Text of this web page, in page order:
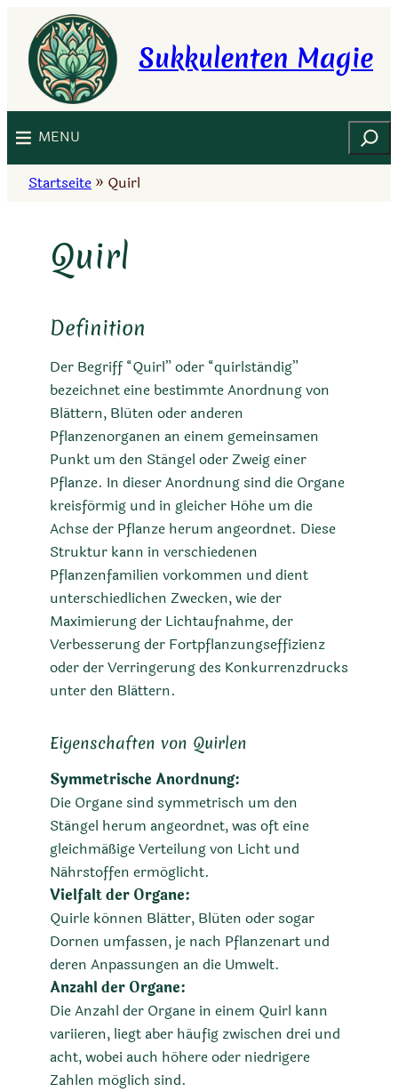
Inhalt
springen
Sukkulenten Magie
MENU Suchen
Startseite » Quirl
Quirl
Definition
Der Begriff “Quirl” oder “quirlständig”
bezeichnet eine bestimmte Anordnung von
Blättern, Blüten oder anderen
Pflanzenorganen an einem gemeinsamen
Punkt um den Stängel oder Zweig einer
Pflanze. In dieser Anordnung sind die Organe
kreisförmig und in gleicher Höhe um die
Achse der Pflanze herum angeordnet. Diese
Struktur kann in verschiedenen
Pflanzenfamilien vorkommen und dient
unterschiedlichen Zwecken, wie der
Maximierung der Lichtaufnahme, der
Verbesserung der Fortpflanzungseffizienz
oder der Verringerung des Konkurrenzdrucks
unter den Blättern.
Eigenschaften von Quirlen
Symmetrische Anordnung:
Die Organe sind symmetrisch um den
Stängel herum angeordnet, was oft eine
gleichmäßige Verteilung von Licht und
Nährstoffen ermöglicht.
Vielfalt der Organe:
Quirle können Blätter, Blüten oder sogar
Dornen umfassen, je nach Pflanzenart und
deren Anpassungen an die Umwelt.
Anzahl der Organe:
Die Anzahl der Organe in einem Quirl kann
variieren, liegt aber häufig zwischen drei und
acht, wobei auch höhere oder niedrigere
Zahlen möglich sind.